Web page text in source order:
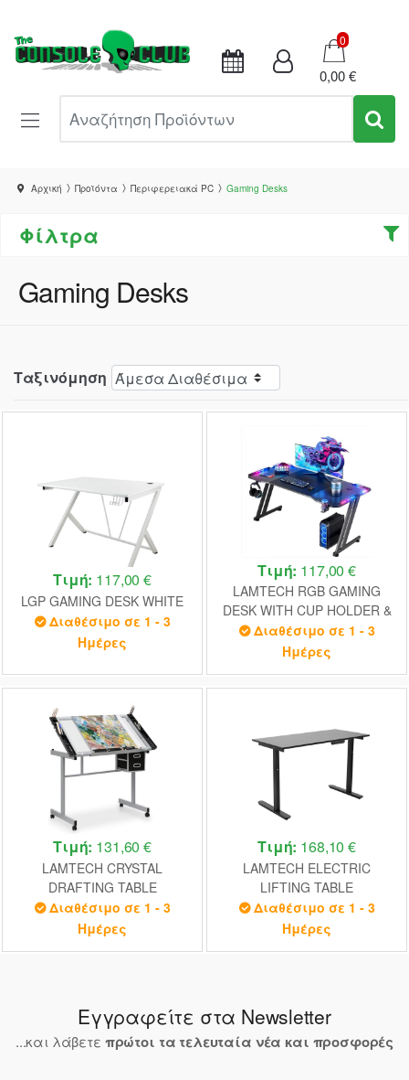
Καλάθι
0
0,00 €
Αρχική Προϊόντα Περιφερειακά PC Gaming Desks
Φίλτρα
Gaming Desks
Ταξινόμηση
Τιμή: 117,00 €
LGP GAMING DESK WHITE
Διαθέσιμο σε 1 - 3
Ημέρες
Τιμή: 117,00 €
LAMTECH RGB GAMING
DESK WITH CUP HOLDER &
HEADPHONE HOOK
Διαθέσιμο σε 1 - 3
Ημέρες
Τιμή: 131,60 €
LAMTECH CRYSTAL
DRAFTING TABLE
Διαθέσιμο σε 1 - 3
Ημέρες
Τιμή: 168,10 €
LAMTECH ELECTRIC
LIFTING TABLE
Διαθέσιμο σε 1 - 3
Ημέρες
Εγγραφείτε στα Newsletter
...και λάβετε πρώτοι τα τελευταία νέα και προσφορές